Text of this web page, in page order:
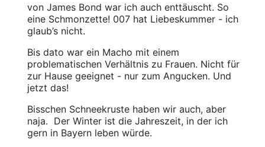
von James Bond war ich auch enttäuscht. So
eine Schmonzette! 007 hat Liebeskummer - ich
glaub’s nicht.
Bis dato war ein Macho mit einem
problematischen Verhältnis zu Frauen. Nicht für
zur Hause geeignet - nur zum Angucken. Und
jetzt das!
Bisschen Schneekruste haben wir auch, aber
naja. Der Winter ist die Jahreszeit, in der ich
gern in Bayern leben würde.